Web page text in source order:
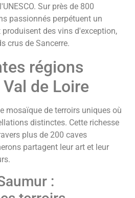
Sur près de 800
passionnés perpétuent un
des vins d'exception,
crus de Sancerre.
régions
de Loire
mosaïque de terroirs uniques où
distinctes. Cette richesse
plus de 200 caves
partagent leur art et leur
: